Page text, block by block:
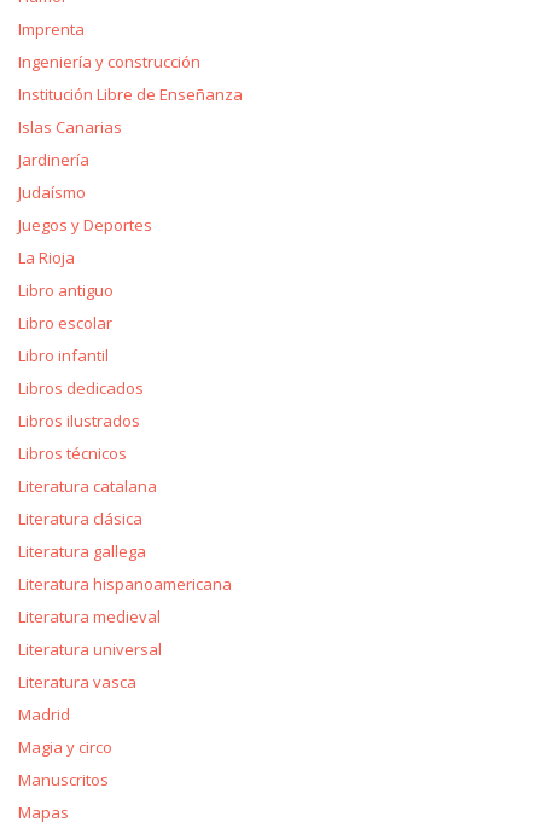
Imprenta
Ingeniería y construcción
Institución Libre de Enseñanza
Islas Canarias
Jardinería
Judaísmo
Juegos y Deportes
La Rioja
Libro antiguo
Libro escolar
Libro infantil
Libros dedicados
Libros ilustrados
Libros técnicos
Literatura catalana
Literatura clásica
Literatura gallega
Literatura hispanoamericana
Literatura medieval
Literatura universal
Literatura vasca
Madrid
Magia y circo
Manuscritos
Mapas